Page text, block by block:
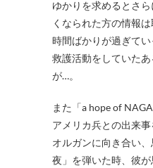
ゆかりを求めるとさ
くなられた方の情報は
時間ばかりが過ぎて
救護活動をしていた
が…。
また「a hope of
アメリカ兵との出来事
オルガンに向き合い
夜」を弾いた時、彼が